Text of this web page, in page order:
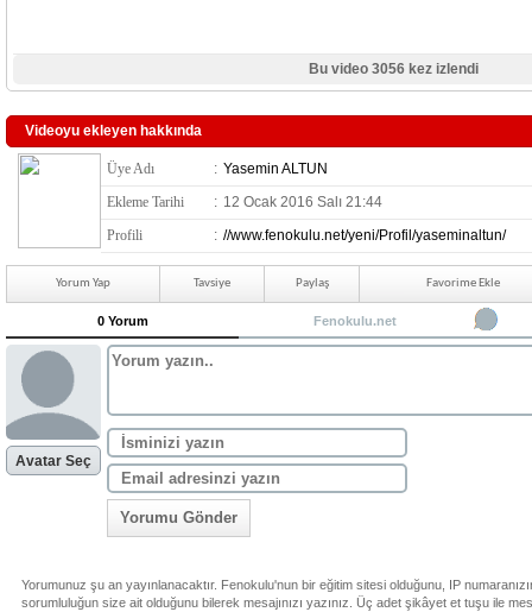
Bu video 3056 kez izlendi
Videoyu ekleyen hakkında
Üye Adı : Yasemin ALTUN
Ekleme Tarihi
: 12 Ocak 2016 Salı 21:44
Profili
: //www.fenokulu.net/yeni/Profil/yaseminaltun/
Yorum Yap Tavsiye Paylaş Favorime Ekle
0 Yorum Fenokulu.net
Avatar Seç
Yorumu Gönder
Yorumunuz şu an yayınlanacaktır. Fenokulu'nun bir eğitim sitesi olduğunu, IP
sorumluluğun size ait olduğunu bilerek mesajınızı yazınız. Üç adet şikâyet et tuşu ile